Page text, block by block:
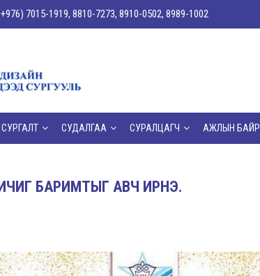
7015-1919, 8810-7273, 8910-0502, 8989-1002
СУРГАЛТ СУДАЛГАА СУРАЛЦАГЧ АЖЛЫН БАЙР
БАРИМТЫГ АВЧ ИРНЭ.